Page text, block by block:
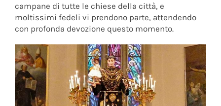
campane di tutte le chiese della città, e
moltissimi fedeli vi prendono parte, attendendo
con profonda devozione questo momento.